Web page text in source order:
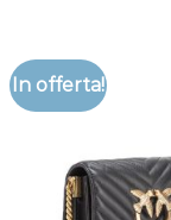
In offerta!